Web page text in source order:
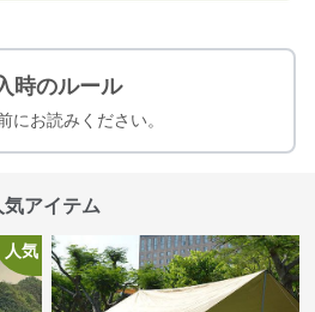
時のルール
にお読みください。
アイテム
人気